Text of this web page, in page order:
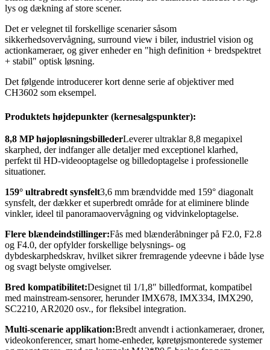
lys og dækning af store scener.
Det er velegnet til forskellige scenarier såsom
sikkerhedsovervågning, surround view i biler, industriel vision og
actionkameraer, og giver enheder en "high definition + bredspektret
+ stabil" optisk løsning.
Det følgende introducerer kort denne serie af objektiver med
CH3602 som eksempel.
Produktets højdepunkter (kernesalgspunkter):
8,8 MP højopløsningsbillederLeverer ultraklar 8,8 megapixel
skarphed, der indfanger alle detaljer med exceptionel klarhed,
perfekt til HD-videooptagelse og billedoptagelse i professionelle
situationer.
159° ultrabredt synsfelt3,6 mm brændvidde med 159° diagonalt
synsfelt, der dækker et superbredt område for at eliminere blinde
vinkler, ideel til panoramaovervågning og vidvinkeloptagelse.
Flere blændeindstillinger:Fås med blænderåbninger på F2.0, F2.8
og F4.0, der opfylder forskellige belysnings- og
dybdeskarphedskrav, hvilket sikrer fremragende ydeevne i både lyse
og svagt belyste omgivelser.
Bred kompatibilitet:Designet til 1/1,8″ billedformat, kompatibel
med mainstream-sensorer, herunder IMX678, IMX334, IMX290,
SC2210, AR2020 osv., for fleksibel integration.
Multi-scenarie applikation:Bredt anvendt i actionkameraer, droner,
videokonferencer, smart home-enheder, køretøjsmonterede systemer